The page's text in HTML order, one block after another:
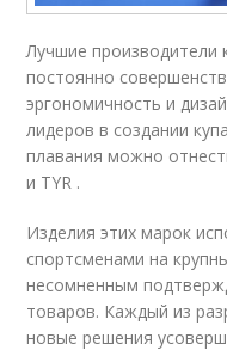
Лучшие производители
постоянно
эргономичность и
лидеров в создании
плавания можно
и TYR .
Изделия этих марок
спортсменами на
несомненным
товаров. Каждый из
новые решения